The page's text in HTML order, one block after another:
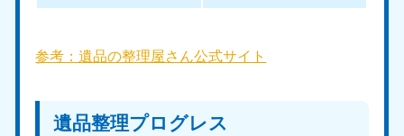
参考：遺品の整理屋さん公式サイト
遺品整理プログレス